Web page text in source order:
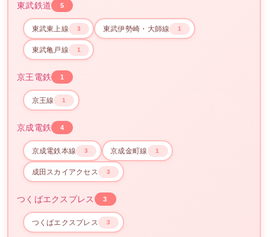
東武鉄道 5
東武東上線 3 東武伊勢崎・大師線 1
東武亀戸線 1
京王電鉄 1
京王線 1
京成電鉄 4
京成電鉄本線 3 京成金町線 1
成田スカイアクセス 3
つくばエクスプレス 3
つくばエクスプレス 3